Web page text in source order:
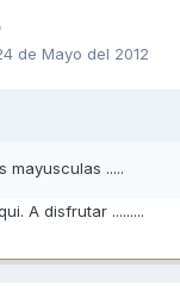
de Mayo del 2012
mayusculas .....
A disfrutar .........